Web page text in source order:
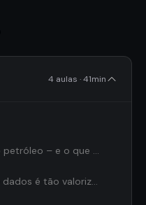
4 aulas · 41min
Por que dados são o novo petróleo – e o que isso tem a ver com você
Por que um engenheiro de dados é tão valorizado